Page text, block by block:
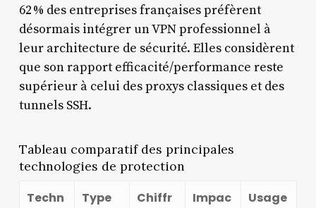
62 % des entreprises françaises préfèrent
désormais intégrer un VPN professionnel à
leur architecture de sécurité. Elles considèrent
que son rapport efficacité/performance reste
supérieur à celui des proxys classiques et des
tunnels SSH.
Tableau comparatif des principales
technologies de protection
Techn
Type
Chiffr
Impac
Usage